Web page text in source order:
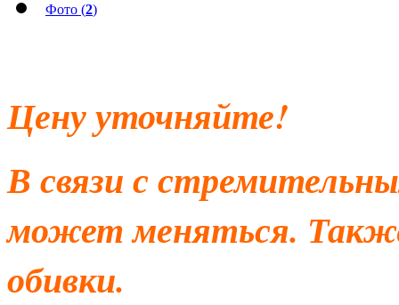
Фото (2)
Цену уточняйте!
В связи с
может меняться.
обивки.